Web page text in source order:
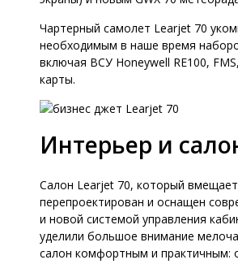
Чартерный самолет Learjet 70
необходимым в наше время
включая ВСУ Honeywell RE100,
карты.
Интерьер и
Салон Learjet 70, который
перепроектирован и оснащен
и новой системой управления
уделили большое внимание
салон комфортным и практичным: